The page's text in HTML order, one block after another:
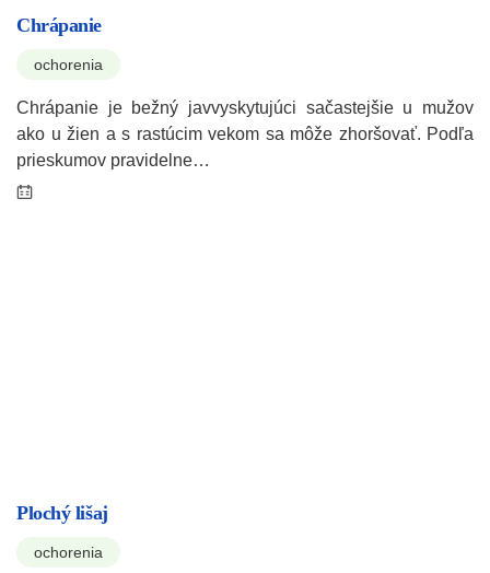
Chrápanie
ochorenia
Chrápanie je bežný javvyskytujúci sačastejšie u mužov
ako u žien a s rastúcim vekom sa môže zhoršovať. Podľa
prieskumov pravidelne…
Plochý lišaj
ochorenia